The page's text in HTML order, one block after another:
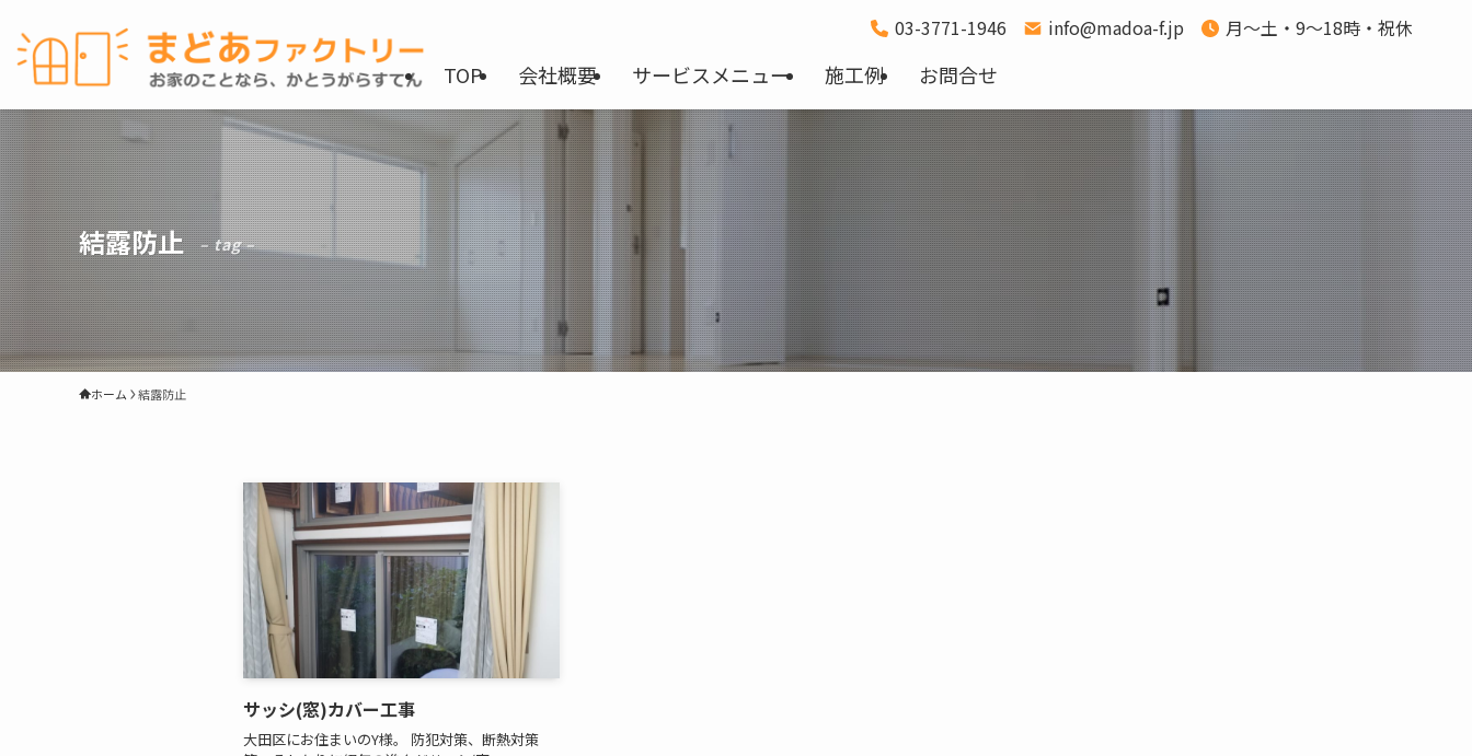
TOP 会社概要 サービスメニュー 施工例 お問合せ
03-3771-1946 info@madoa-f.jp 月～土・9～18時・祝休
結露防止 – tag –
ホーム 結露防止
サッシ(窓)カバー工事
大田区にお住まいのY様。 防犯対策、断熱対策